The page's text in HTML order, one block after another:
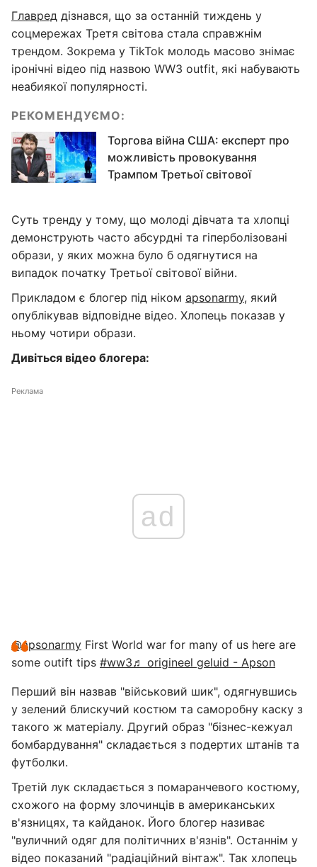
Главред дізнався, що за останній тиждень у
соцмережах Третя світова стала справжнім
трендом. Зокрема у TikTok молодь масово знімає
іронічні відео під назвою WW3 outfit, які набувають
неабиякої популярності.
РЕКОМЕНДУЄМО:
Торгова війна США: експерт про
можливість провокування
Трампом Третьої світової
Суть тренду у тому, що молоді дівчата та хлопці
демонструють часто абсурдні та гіперболізовані
образи, у яких можна було б одягнутися на
випадок початку Третьої світової війни.
Прикладом є блогер під ніком apsonarmy, який
опублікував відповідне відео. Хлопець показав у
ньому чотири образи.
Дивіться відео блогера:
Реклама
ad
@apsonarmy First World war for many of us here are
some outift tips #ww3♬ origineel geluid - Apson
Перший він назвав "військовий шик", одягнувшись
у зелений блискучий костюм та саморобну каску з
такого ж матеріалу. Другий образ "бізнес-кежуал
бомбардування" складається з подертих штанів та
футболки.
Третій лук складається з помаранчевого костюму,
схожого на форму злочинців в американських
в'язницях, та кайданок. Його блогер називає
"вуличний одяг для політичних в'язнів". Останнім у
відео показаний "радіаційний вінтаж". Так хлопець